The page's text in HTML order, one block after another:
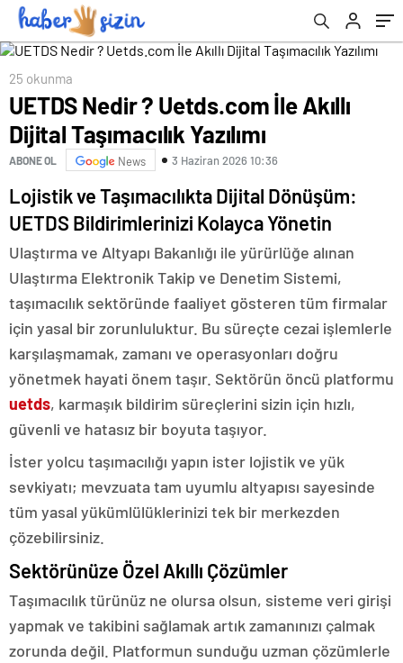
25 okunma
UETDS Nedir ? Uetds.com İle Akıllı
Dijital Taşımacılık Yazılımı
ABONE OL News 3 Haziran 2026 10:36
Lojistik ve Taşımacılıkta Dijital Dönüşüm:
UETDS Bildirimlerinizi Kolayca Yönetin
Ulaştırma ve Altyapı Bakanlığı ile yürürlüğe alınan
Ulaştırma Elektronik Takip ve Denetim Sistemi,
taşımacılık sektöründe faaliyet gösteren tüm firmalar
için yasal bir zorunluluktur. Bu süreçte cezai işlemlerle
karşılaşmamak, zamanı ve operasyonları doğru
yönetmek hayati önem taşır. Sektörün öncü platformu
uetds, karmaşık bildirim süreçlerini sizin için hızlı,
güvenli ve hatasız bir boyuta taşıyor.
İster yolcu taşımacılığı yapın ister lojistik ve yük
sevkiyatı; mevzuata tam uyumlu altyapısı sayesinde
tüm yasal yükümlülüklerinizi tek bir merkezden
çözebilirsiniz.
Sektörünüze Özel Akıllı Çözümler
Taşımacılık türünüz ne olursa olsun, sisteme veri girişi
yapmak ve takibini sağlamak artık zamanınızı çalmak
zorunda değil. Platformun sunduğu uzman çözümlerle